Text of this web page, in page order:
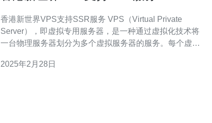
香港新世界VPS支持SSR服务 VPS（Virtual Private
Server），即虚拟专用服务器，是一种通过虚拟化技术将
一台物理服务器划分为多个虚拟服务器的服务。每个虚拟
理。 香港新世界VPS是一家知名的云服务提供
2025年2月28日